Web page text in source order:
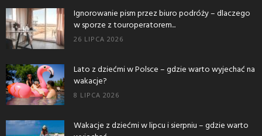
Ignorowanie pism przez biuro podróży – dlaczego
w sporze z touroperatorem...
26 LIPCA 2026
Lato z dziećmi w Polsce – gdzie warto wyjechać na
wakacje?
8 LIPCA 2026
Wakacje z dziećmi w lipcu i sierpniu – gdzie warto